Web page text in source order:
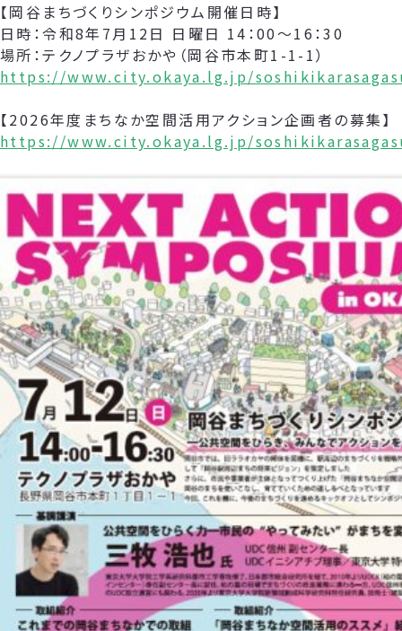
【岡谷まちづくりシンポジウム開催日時】
日時：令和8年7月12日 日曜日 14：00～16：30
場所：テクノプラザおかや（岡谷市本町1-1-1）
https://www.city.okaya.lg.jp/
【2026年度まちなか空間活用アクション企画者の募集】
https://www.city.okaya.lg.jp/